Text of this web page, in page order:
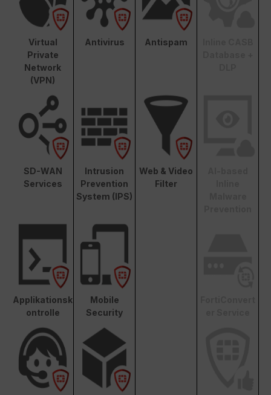
Virtual
Private
Network
(VPN)
Antivirus Antispam
SD-WAN
Services
Intrusion
Prevention
System (IPS)
Web & Video
Filter
Applikationsk
ontrolle
Mobile
Security